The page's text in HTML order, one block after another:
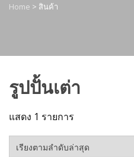
Home > สินค้า
รูปปั้นเต่า
แสดง 1 รายการ